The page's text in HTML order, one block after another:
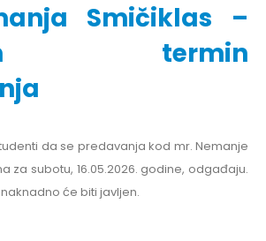
Smičiklas –
termin
da se predavanja kod mr. Nemanje
za subotu, 16.05.2026. godine, odgađaju.
će biti javljen.